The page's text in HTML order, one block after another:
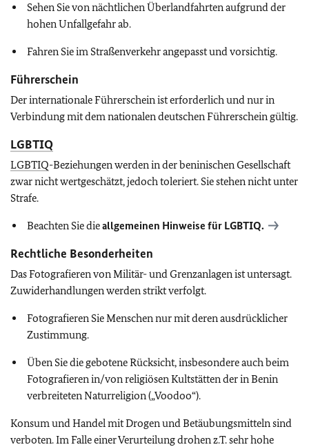
Sehen Sie von nächtlichen Überlandfahrten aufgrund der
hohen Unfallgefahr ab.
Fahren Sie im Straßenverkehr angepasst und vorsichtig.
Führerschein
Der internationale Führerschein ist erforderlich und nur in
Verbindung mit dem nationalen deutschen Führerschein gültig.
LGBTIQ
LGBTIQ-Beziehungen werden in der beninischen Gesellschaft
zwar nicht wertgeschätzt, jedoch toleriert. Sie stehen nicht unter
Strafe.
Beachten Sie dieallgemeinen Hinweise für LGBTIQ.
Rechtliche Besonderheiten
Das Fotografieren von Militär- und Grenzanlagen ist untersagt.
Zuwiderhandlungen werden strikt verfolgt.
Fotografieren Sie Menschen nur mit deren ausdrücklicher
Zustimmung.
Üben Sie die gebotene Rücksicht, insbesondere auch beim
Fotografieren in/von religiösen Kultstätten der in Benin
verbreiteten Naturreligion („Voodoo“).
Konsum und Handel mit Drogen und Betäubungsmitteln sind
verboten. Im Falle einer Verurteilung drohen z.T. sehr hohe